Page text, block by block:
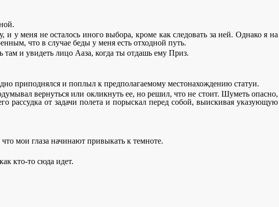
у меня не осталось иного выбора, кроме как следовать за ней. Однако я на
что в случае беды у меня есть отходной путь.
там и увидеть лицо Ааза, когда ты отдашь ему Приз.
приподнялся и поплыл к предполагаемому местонахождению статуи.
вернуться или окликнуть ее, но решил, что не стоит. Шуметь опасно,
рассудка от задачи полета и порыскал перед собой, выискивая указующую
мои глаза начинают привыкать к темноте.
кто-то сюда идет.